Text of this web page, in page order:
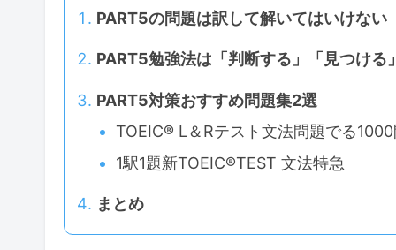
PART5の問題は訳して解いてはいけない
PART5勉強法は「判断する」「見つける
PART5対策おすすめ問題集2選
TOEIC®︎ L＆Rテスト文法問題でる
1駅1題新TOEIC®︎TEST 文法特急
まとめ